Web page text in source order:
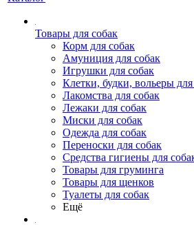
Товары для собак
Корм для собак
Амуниция для собак
Игрушки для собак
Клетки, будки, вольеры для
Лакомства для собак
Лежаки для собак
Миски для собак
Одежда для собак
Переноски для собак
Средства гигиены для
Товары для груминга
Товары для щенков
Туалеты для собак
Ещё